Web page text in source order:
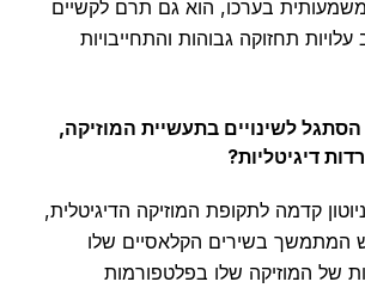
בערכו, הוא גם תרם לקשיים
תחזוקה גבוהות והתחייבויות
לשינויים בתעשיית המוזיקה,
לתקופת המוזיקה הדיגיטלית,
בשירים הקלאסיים שלו
שלו בפלטפורמות